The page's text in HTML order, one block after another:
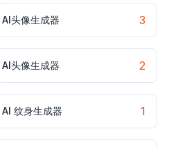
AI头像生成器 3
AI头像生成器 2
AI 纹身生成器 1